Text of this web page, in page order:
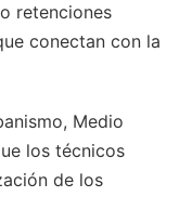
retenciones
conectan con la
Medio
los técnicos
de los